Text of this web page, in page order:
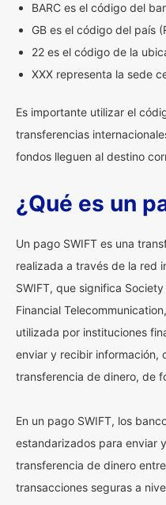
BARC es el código del
GB es el código del país
22 es el código de la
XXX representa la sede
Es importante utilizar el
transferencias
fondos lleguen al destino
¿Qué es un
Un pago SWIFT es una
realizada a través de la red
SWIFT, que significa
Financial
utilizada por instituciones
enviar y recibir información,
transferencia de dinero, de
En un pago SWIFT, los
estandarizados para enviar
transferencia de dinero
transacciones seguras a